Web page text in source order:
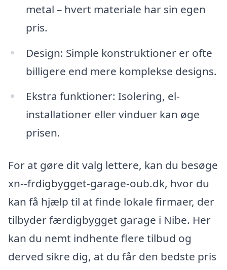
metal – hvert materiale har sin egen
pris.
Design: Simple konstruktioner er ofte
billigere end mere komplekse designs.
Ekstra funktioner: Isolering, el-
installationer eller vinduer kan øge
prisen.
For at gøre dit valg lettere, kan du besøge
xn--frdigbygget-garage-oub.dk, hvor du
kan få hjælp til at finde lokale firmaer, der
tilbyder færdigbygget garage i Nibe. Her
kan du nemt indhente flere tilbud og
derved sikre dig, at du får den bedste pris